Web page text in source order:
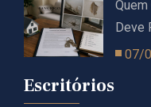
Deve
07/
Escritórios